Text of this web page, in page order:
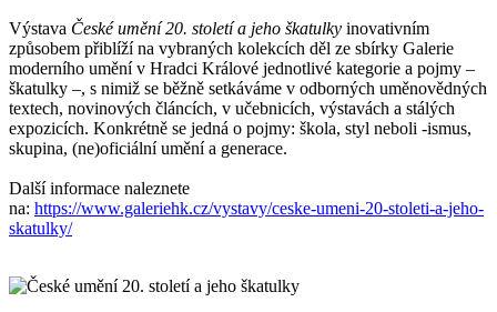
Výstava České umění 20. století a jeho škatulky inovativním
způsobem přiblíží na vybraných kolekcích děl ze sbírky Galerie
moderního umění v Hradci Králové jednotlivé kategorie a pojmy –
škatulky –, s nimiž se běžně setkáváme v odborných uměnovědných
textech, novinových článcích, v učebnicích, výstavách a stálých
expozicích. Konkrétně se jedná o pojmy: škola, styl neboli -ismus,
skupina, (ne)oficiální umění a generace.
Další informace naleznete
na: https://www.galeriehk.cz/vystavy/ceske-umeni-20-stoleti-a-jeho-
skatulky/